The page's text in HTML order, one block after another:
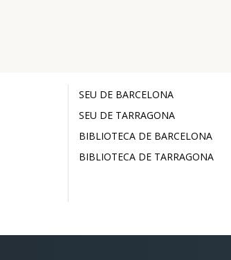
SEU DE BARCELONA
SEU DE TARRAGONA
BIBLIOTECA DE BARCELONA
BIBLIOTECA DE TARRAGONA